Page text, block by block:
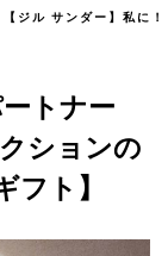
【ジル サンダー】私に
トナー
ションの
フト】